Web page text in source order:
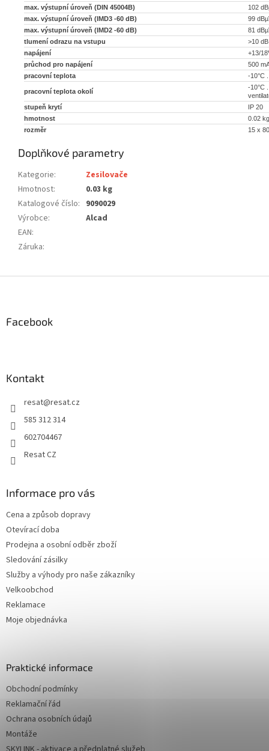
max. výstupní úroveň (DIN 45004B)
102
max. výstupní úroveň (IMD3 -60 dB)
99
max. výstupní úroveň (IMD2 -60 dB)
81
tlumení odrazu na vstupu
>10 dB
napájení
+13/
průchod pro napájení
500
pracovní teplota
-10°C
pracovní teplota okolí
-10°C
stupeň krytí
IP 20
hmotnost
0.02 kg
rozměr
15 x
Doplňkové parametry
Kategorie:
Zesilovače
Hmotnost:
0.03 kg
Katalogové číslo: 9090029
Výrobce:
Alcad
EAN:
Záruka:
Facebook
Kontakt
resat@resat.cz
585 312 314
602704467
Resat CZ
Informace pro vás
Cena a způsob dopravy
Otevírací doba
Prodejna a osobní odběr zboží
Sledování zásilky
Služby a výhody pro naše zákazníky
Velkoobchod
Reklamace
Moje objednávka
Praktické informace
Obchodní podmínky
Reklamační řád
Ochrana osobních údajů
Montáže